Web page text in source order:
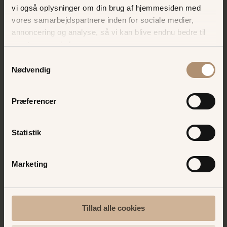
vi også oplysninger om din brug af hjemmesiden med
vores samarbejdspartnere inden for sociale medier,
annoncering og analyse, så vi kan blive endnu bedre til
næste gang, du besøger os.
Nødvendig
Præferencer
Statistik
Marketing
Tillad alle cookies
Price : DKK199.00
BUY
Bakkens ØLTOUR 2026
og en god oplevelse - 10 spændende